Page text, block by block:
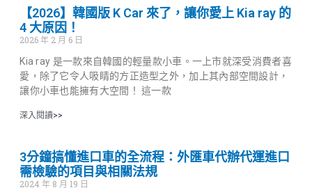
【2026】韓國版 K Car 來了，讓你愛上 Kia ray 的
4 大原因！
2026 年 2 月 6 日
Kia ray 是一款來自韓國的輕量款小車。一上市就深受消費者喜
愛，除了它令人吸睛的方正造型之外，加上其內部空間設計，
讓你小車也能擁有大空間！ 這一款
深入閱讀>>
3分鐘搞懂進口車的全流程：外匯車代辦代運進口
需檢驗的項目與相關法規
2024 年 8 月 19 日